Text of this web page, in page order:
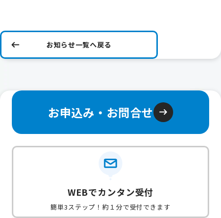
お知らせ一覧へ戻る
お申込み・お問合せ
WEBでカンタン受付
簡単3ステップ！約１分で受付できます